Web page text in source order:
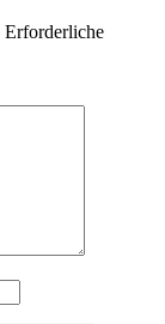
Erforderliche